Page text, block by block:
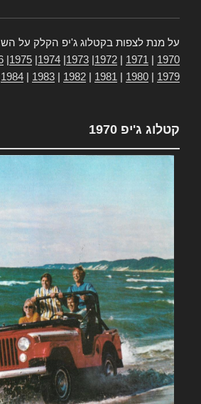
על מנת לצפות בקטלוג ג'יפ הקלק על
1970
1971
1972
1973
1974
1975
1979
1980
1981
1982
1983
1984
קטלוג ג'יפ 1970